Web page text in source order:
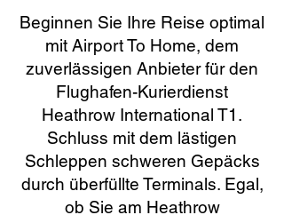
Beginnen Sie Ihre Reise optimal
mit Airport To Home, dem
zuverlässigen Anbieter für den
Flughafen-Kurierdienst
Heathrow International T1.
Schluss mit dem lästigen
Schleppen schweren Gepäcks
durch überfüllte Terminals. Egal,
ob Sie am Heathrow